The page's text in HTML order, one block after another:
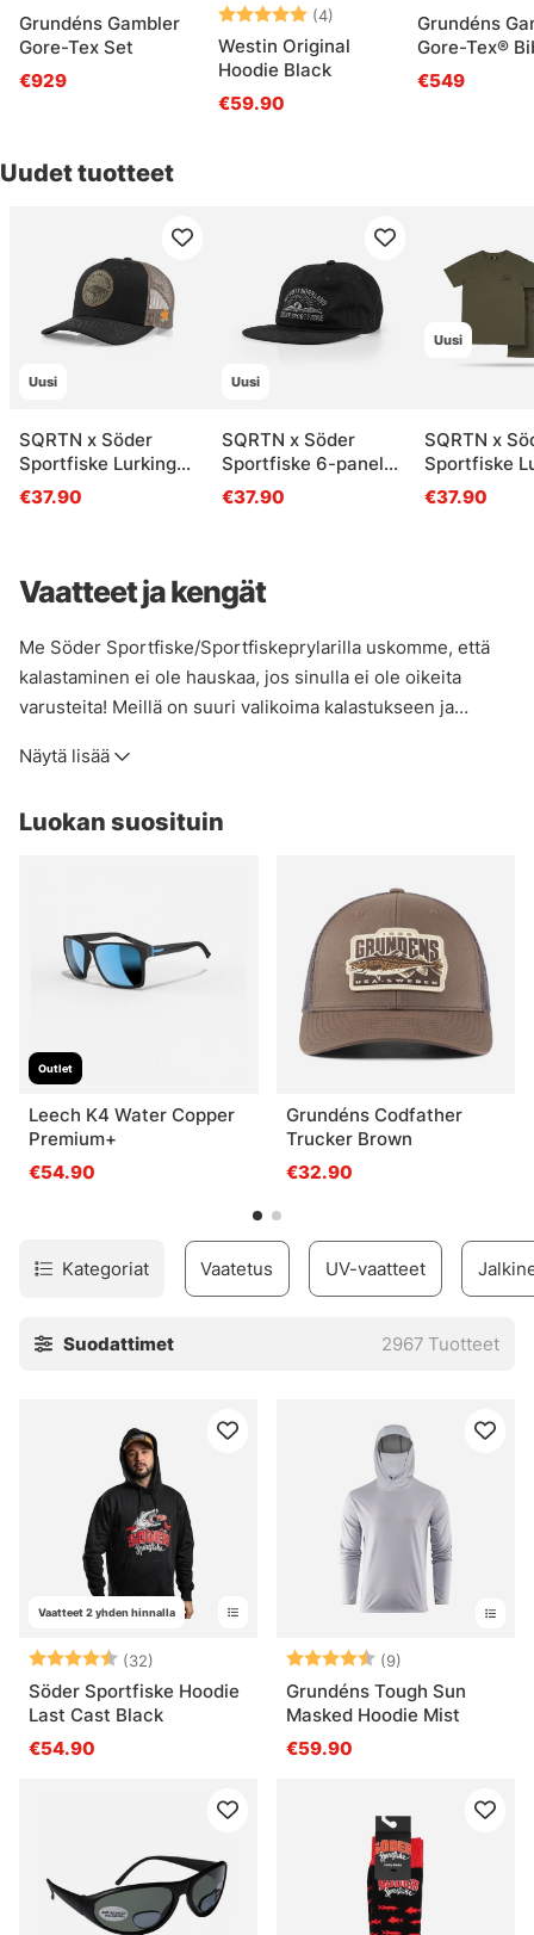
Grundéns Gambler
Gore-Tex Set
€929
Arvio: (4)
5.0 5:sta tähdestä
Westin Original
Hoodie Black
€59.90
Grundéns
Gore-Tex®
Anchor
€549
Uudet tuotteet
Uusi
SQRTN x Söder
Sportfiske Lurking
Pike Trucker, Black
€37.90
Uusi
SQRTN x Söder
Sportfiske 6-panel
Cap, Black
€37.90
Uusi
SQRTN x
Sportfiske
Tee, Olive
€37.90
Vaatteet ja kengät
Me Söder Sportfiske/Sportfiskeprylarilla uskomme, että
kalastaminen ei ole hauskaa, jos sinulla ei ole oikeita
varusteita! Meillä on suuri valikoima kalastukseen ja
lämpimänä tai siltä väliltä, meiltä löydät tarvitsemasi! Jos et
varastoida, lähetä sähköpostia asiakaspalvelutiimillemme
Näytä lisää
Luokan suosituin
Outlet
Leech K4 Water Copper
Premium+
€54.90
Grundéns Codfather
Trucker Brown
€32.90
Kategoriat Vaatetus UV-vaatteet
Suodattimet 2967 Tuotteet
Vaatteet 2 yhden hinnalla
Arvio: (32)
4.2 5:sta tähdestä
Söder Sportfiske Hoodie
Last Cast Black
€54.90
Arvio: (9)
Grundéns Tough Sun
Masked Hoodie Mist
€59.90